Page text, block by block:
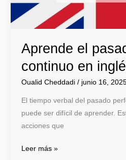
Aprende el
continuo en
Oualid Cheddadi / junio 16,
El tiempo verbal del pasado
puede ser difícil de aprender.
acciones que
Leer más »